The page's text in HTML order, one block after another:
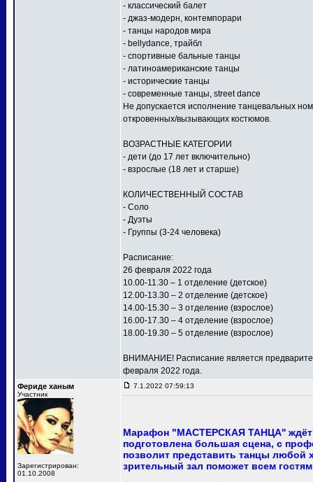
- классический балет
- джаз-модерн, контемпорари
- танцы народов мира
- bellydance, трайбл
- спортивные бальные танцы
- латиноамериканские танцы
- исторические танцы
- современные танцы, street dance
Не допускается исполнение танцевальных
откровенных/вызывающих костюмов.
ВОЗРАСТНЫЕ КАТЕГОРИИ
- дети (до 17 лет включительно)
- взрослые (18 лет и старше)
КОЛИЧЕСТВЕННЫЙ СОСТАВ
- Соло
- Дуэты
- Группы (3-24 человека)
Расписание:
26 февраля 2022 года
10.00-11.30 – 1 отделение (детское)
12.00-13.30 – 2 отделение (детское)
14.00-15.30 – 3 отделение (взрослое)
16.00-17.30 – 4 отделение (взрослое)
18.00-19.30 – 5 отделение (взрослое)
ВНИМАНИЕ! Расписание является
февраля 2022 года.
Фериде ханым
Участник
Зарегистрирован:
01.10.2008
7.1.2022 07:59:13
Марафон "МАСТЕРСКАЯ ТАНЦА'' ждёт
подготовлена большая сцена, с
позволит представить танцы
зрительный зал поможет всем